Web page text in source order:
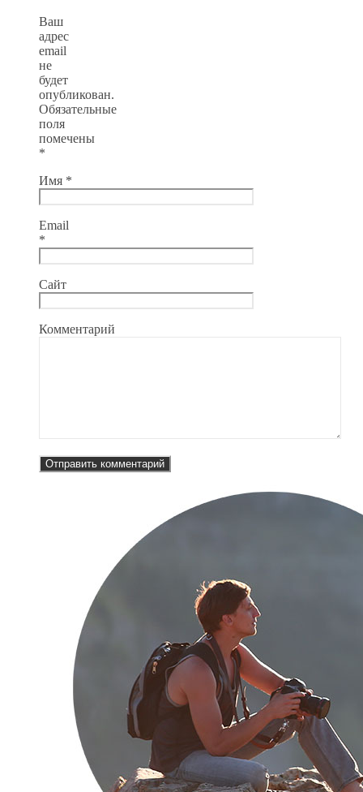
Ваш
адрес
email
не
будет
опубликован.
Обязательные
поля
помечены
*
Имя *
Email
*
Сайт
Комментарий